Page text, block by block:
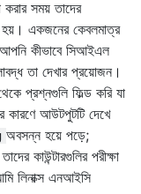
সময় তাদের
হয়। একজনের কেবলমাত্র
আপনি কীভাবে সিআইএল
তা দেখার প্রয়োজন।
প্রশ্নগুলি ফিল্ড করি যা
কারণে আউটপুটটি দেখে
অবসন্ন হয়ে পড়ে;
কাউন্টারগুলির পরীক্ষা
লিনাক্স এনআইসি